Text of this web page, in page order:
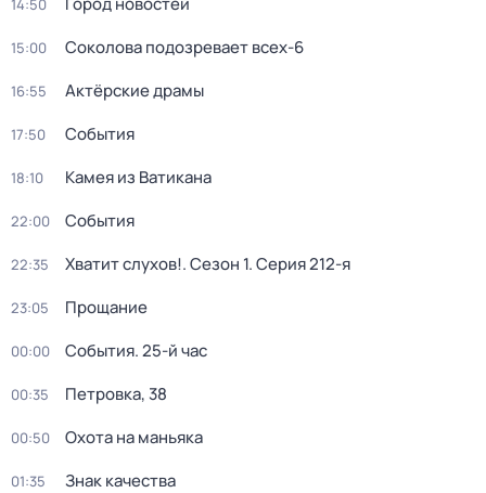
14:50
15:00 Соколова подозревает всех-6
16:55 Актёрские драмы
17:50 События
18:10 Камея из Ватикана
22:00 События
22:35 Хватит слухов!. Сезон 1. Серия 212-я
23:05 Прощание
00:00 События. 25-й час
00:35 Петровка, 38
00:50 Охота на маньяка
01:35 Знак качества